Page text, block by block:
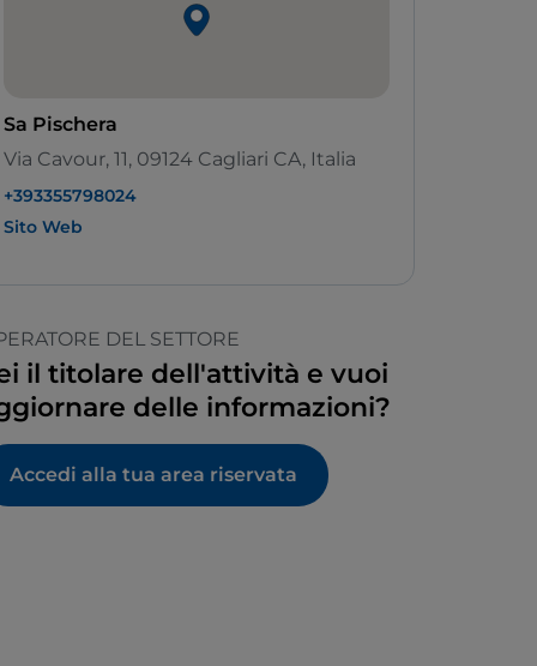
Sa Pischera
Via Cavour, 11, 09124 Cagliari CA, Italia
+393355798024
Sito Web
DEL SETTORE
il titolare dell'attività e vuoi
delle informazioni?
Accedi alla tua area riservata